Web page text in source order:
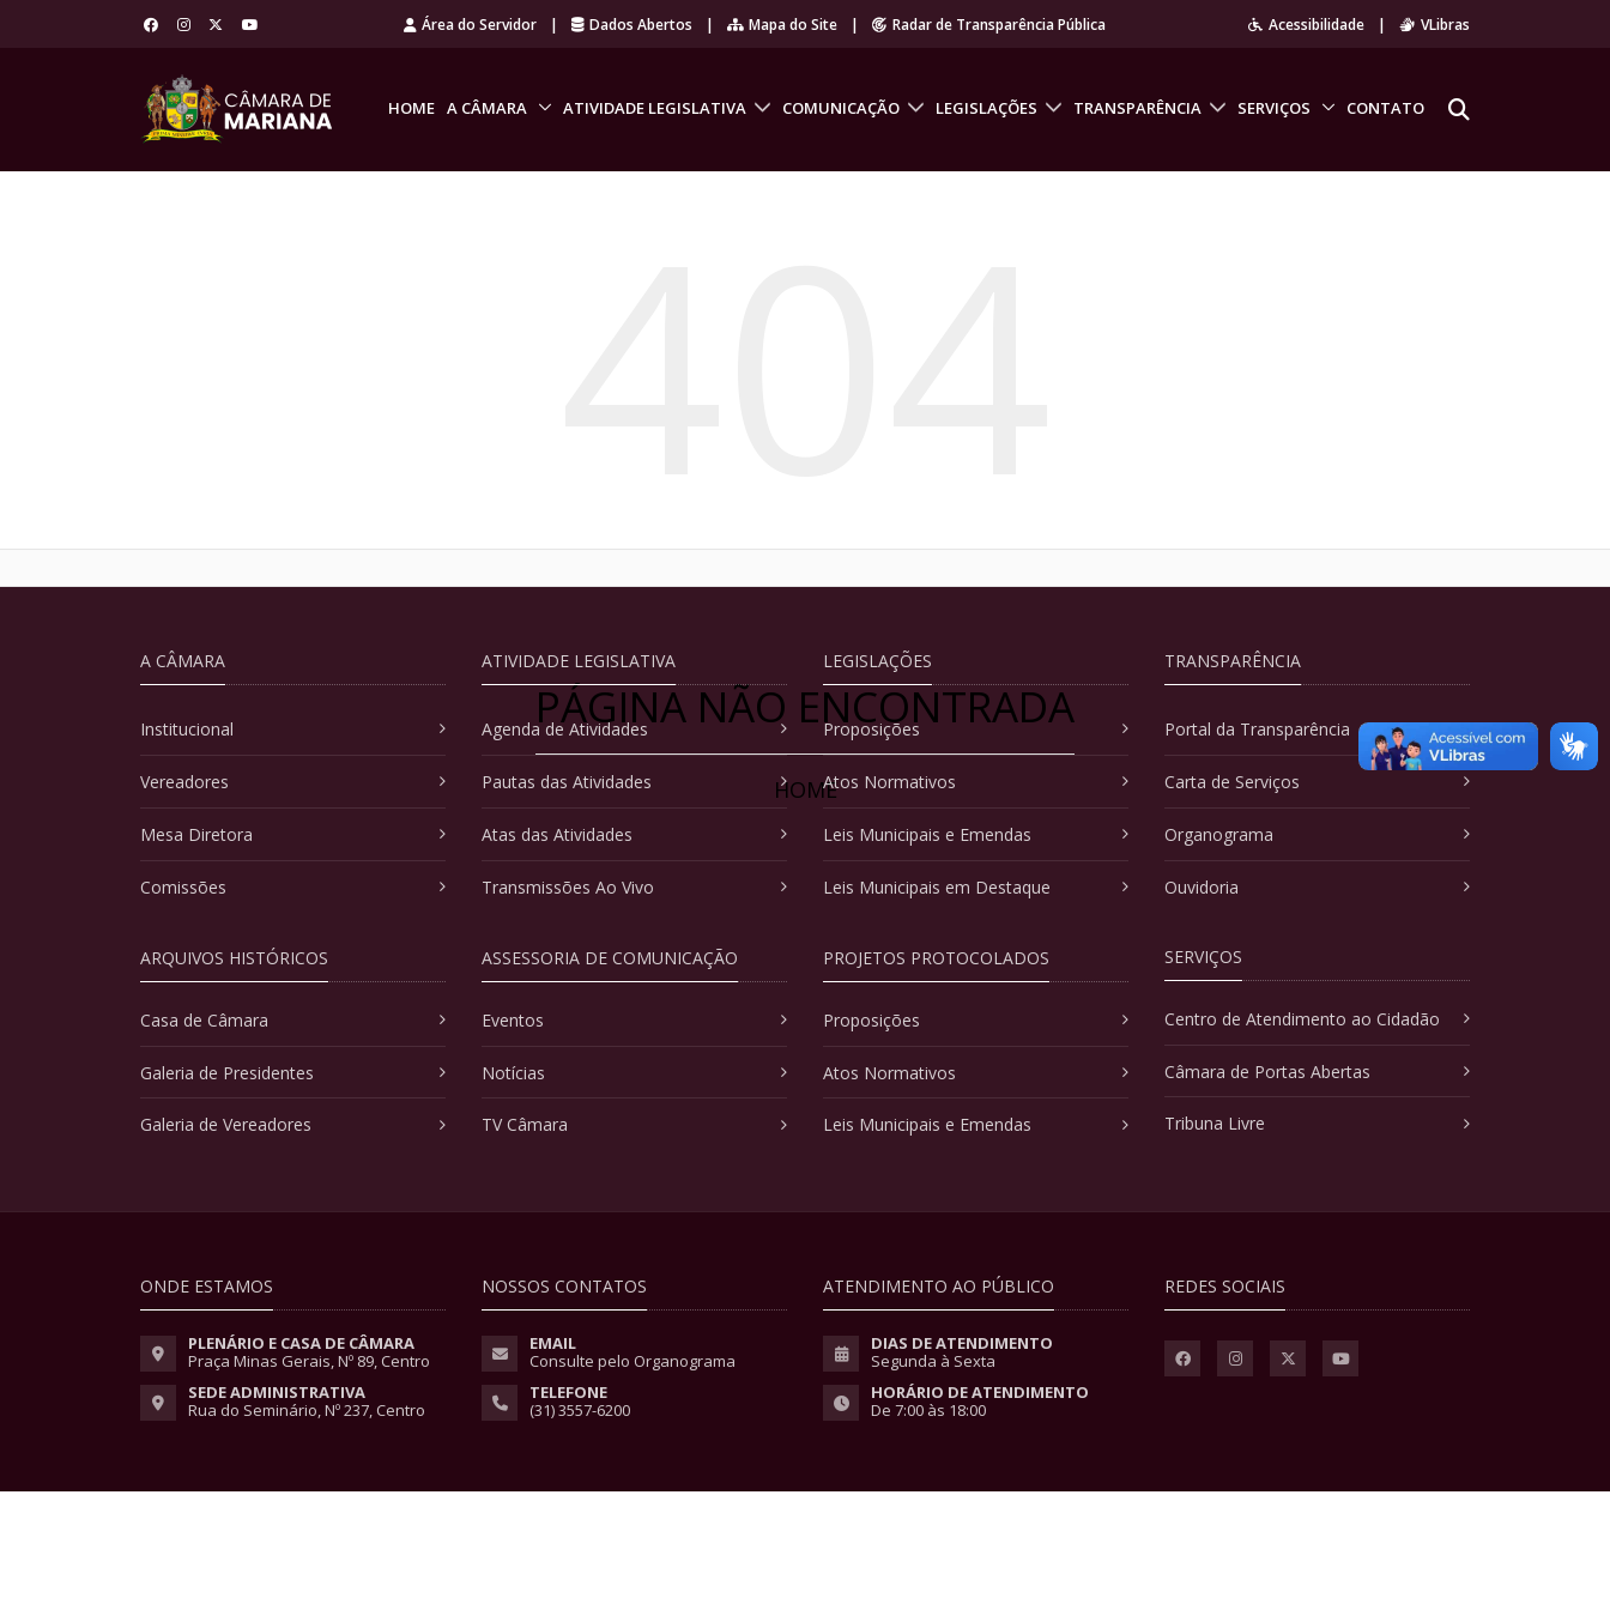
Área do Servidor | Dados Abertos | Mapa do Site | Radar de Transparência Pública Acessibilidade | VLibras
HOME A CÂMARA ATIVIDADE LEGISLATIVA COMUNICAÇÃO LEGISLAÇÕES TRANSPARÊNCIA SERVIÇOS CONTATO
PÁGINA NÃO ENCONTRADA
HOME
A CÂMARA
Institucional
Vereadores
Mesa Diretora
Comissões
ARQUIVOS HISTÓRICOS
Casa de Câmara
Galeria de Presidentes
Galeria de Vereadores
ATIVIDADE LEGISLATIVA
Agenda de Atividades
Pautas das Atividades
Atas das Atividades
Transmissões Ao Vivo
ASSESSORIA DE COMUNICAÇÃO
Eventos
Notícias
TV Câmara
LEGISLAÇÕES
Proposições
Atos Normativos
Leis Municipais e Emendas
Leis Municipais em Destaque
PROJETOS PROTOCOLADOS
Proposições
Atos Normativos
Leis Municipais e Emendas
TRANSPARÊNCIA
Portal da Transparência
Carta de Serviços
Organograma
Ouvidoria
SERVIÇOS
Centro de Atendimento ao Cidadão
Câmara de Portas Abertas
Tribuna Livre
ONDE ESTAMOS
PLENÁRIO E CASA DE CÂMARA
Praça Minas Gerais, Nº 89, Centro
SEDE ADMINISTRATIVA
Rua do Seminário, Nº 237, Centro
NOSSOS CONTATOS
EMAIL
Consulte pelo Organograma
TELEFONE
(31) 3557-6200
ATENDIMENTO AO PÚBLICO
DIAS DE ATENDIMENTO
Segunda à Sexta
HORÁRIO DE ATENDIMENTO
De 7:00 às 18:00
REDES SOCIAIS